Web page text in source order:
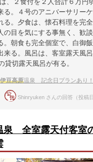
る。４号のアニバーサリー
る。夕食は、懐石料理を完
の目を気にする事無く、歓談
。朝食も完全個室で、白御
来る。風呂は、客室露天風
貸切露天風呂が有る。
伊豆高原温泉 記念日プランあり！エステが満喫できる
Shinryuken さんの回答（投稿
泉 全室露天付客室